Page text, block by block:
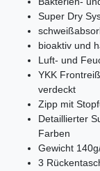
Super Dry
bioaktiv und
Luft- und
YKK
verdeckt
Zipp mit
Detaillierter
Farben
Gewicht
3